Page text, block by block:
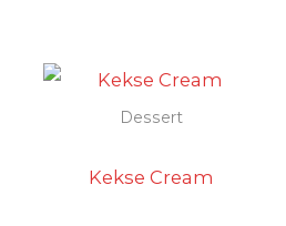
Dessert
Kekse Cream